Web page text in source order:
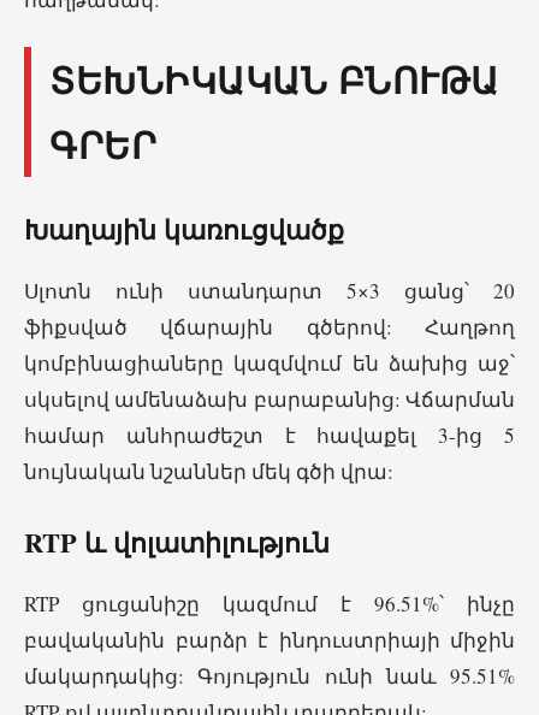
ՏԵԽՆԻԿԱԿԱՆ ԲՆՈՒԹԱ
ԳՐԵՐ
Խաղային կառուցվածք
Սլոտն ունի ստանդարտ 5×3 ցանց՝ 20
ֆիքսված վճարային գծերով: Հաղթող
կոմբինացիաները կազմվում են ձախից աջ՝
սկսելով ամենաձախ բարաբանից: Վճարման
համար անհրաժեշտ է հավաքել 3-ից 5
նույնական նշաններ մեկ գծի վրա:
RTP և վոլատիլություն
RTP ցուցանիշը կազմում է 96.51%՝ ինչը
բավականին բարձր է ինդուստրիայի միջին
մակարդակից: Գոյություն ունի նաև 95.51%